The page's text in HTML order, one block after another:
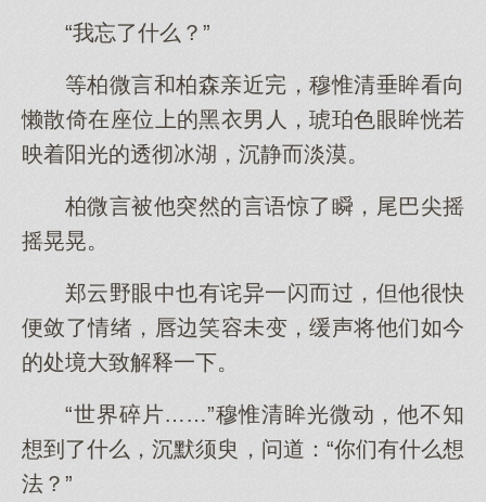
“我忘了什么？”
等柏微言和柏森亲近完，穆惟清垂眸看向
懒散倚在座位上的黑衣男人，琥珀色眼眸恍若
映着阳光的透彻冰湖，沉静而淡漠。
柏微言被他突然的言语惊了瞬，尾巴尖摇
摇晃晃。
郑云野眼中也有诧异一闪而过，但他很快
便敛了情绪，唇边笑容未变，缓声将他们如今
的处境大致解释一下。
“世界碎片……”穆惟清眸光微动，他不知
想到了什么，沉默须臾，问道：“你们有什么想
法？”